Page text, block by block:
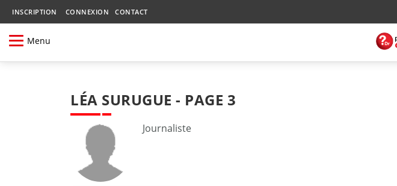
INSCRIPTION CONNEXION CONTACT
Menu
LÉA SURUGUE - PAGE 3
Journaliste